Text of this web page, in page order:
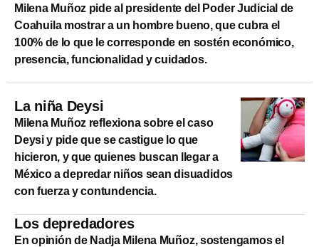
Milena Muñoz pide al presidente del Poder Judicial de
Coahuila mostrar a un hombre bueno, que cubra el
100% de lo que le corresponde en sostén económico,
presencia, funcionalidad y cuidados.
La niña Deysi
Milena Muñoz reflexiona sobre el caso
Deysi y pide que se castigue lo que
hicieron, y que quienes buscan llegar a
México a depredar niños sean disuadidos
con fuerza y contundencia.
Los depredadores
En opinión de Nadja Milena Muñoz, sostengamos el